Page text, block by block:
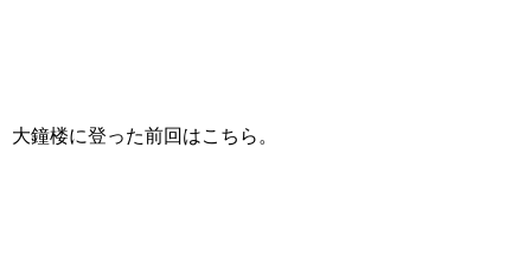
大鐘楼に登った前回はこちら。